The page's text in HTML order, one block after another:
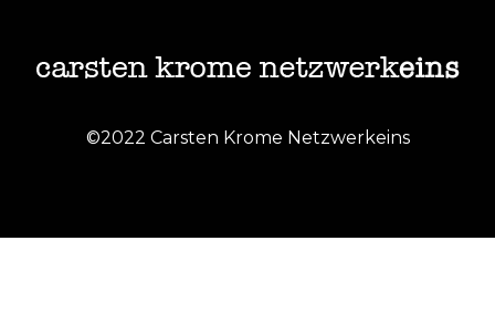
©2022 Carsten Krome Netzwerkeins